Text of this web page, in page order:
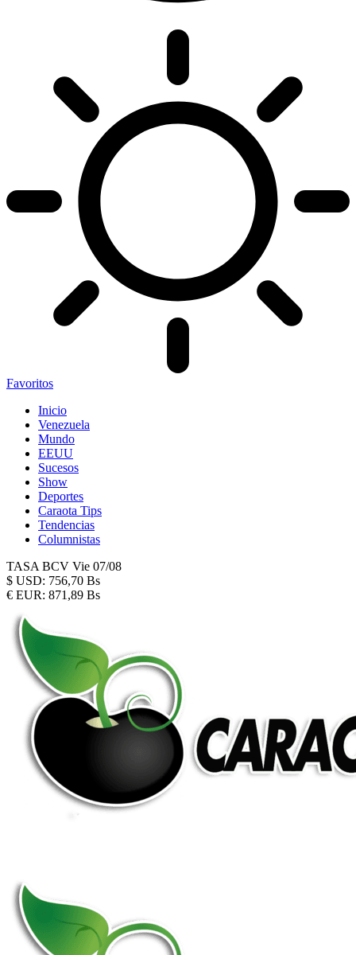
Favoritos
Inicio
Venezuela
Mundo
EEUU
Sucesos
Show
Deportes
Caraota Tips
Tendencias
Columnistas
TASA BCV Vie 07/08
$ USD: 756,70 Bs
€ EUR: 871,89 Bs